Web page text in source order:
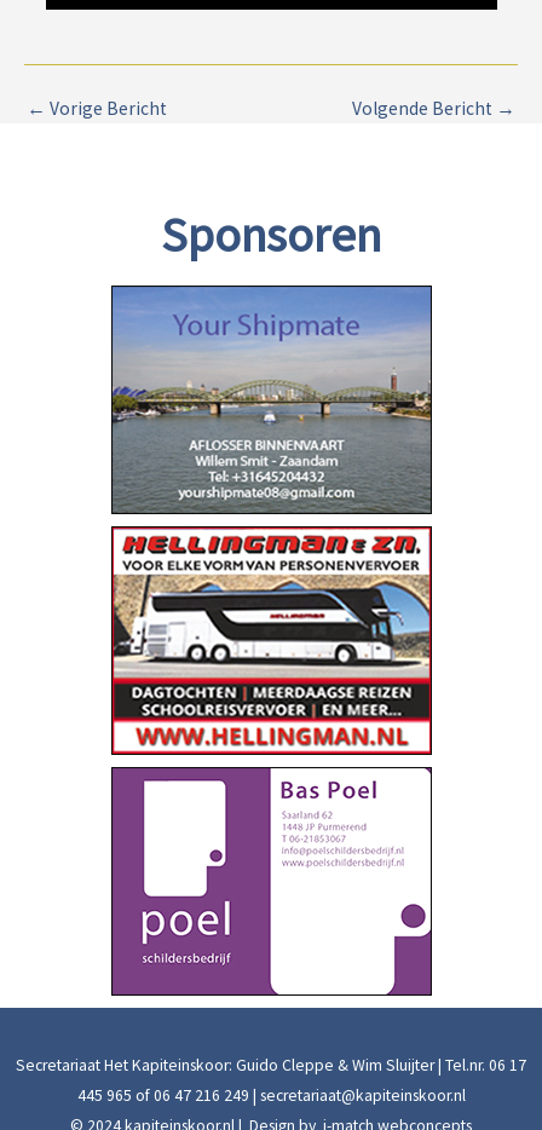
← Vorige Bericht Volgende Bericht →
Sponsoren
Secretariaat Het Kapiteinskoor: Guido Cleppe & Wim Sluijter | Tel.nr. 06 17
445 965 of06 47 216 249 | secretariaat@kapiteinskoor.nl